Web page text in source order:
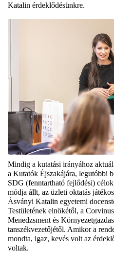
Katalin érdeklődésünkre.
Mindig a kutatási irányához
a Kutatók Éjszakájára, legutóbbi
SDG (fenntartható fejlődési)
módja állt, az üzleti oktatás
Ásványi Katalin egyetemi
Testületének elnökétől, a
Menedzsment és
tanszékvezetőjétől. Amikor a
mondta, igaz, kevés volt az
voltak.